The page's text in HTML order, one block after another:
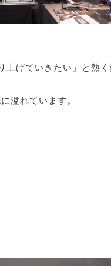
上げていきたい」と熱く
溢れています。